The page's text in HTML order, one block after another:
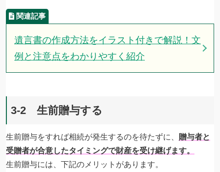
遺言書の作成方法をイラスト付きで解説！文
例と注意点をわかりやすく紹介
3-2 生前贈与する
生前贈与をすれば相続が発生するのを待たずに、 贈与者と
受贈者が合意したタイミングで財産を受け継げます。
生前贈与には、下記のメリットがあります。